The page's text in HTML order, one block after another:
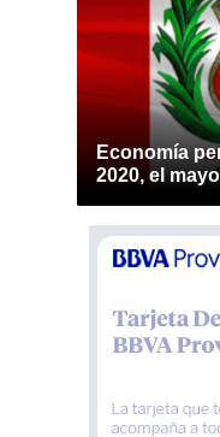
Economía
2020, el